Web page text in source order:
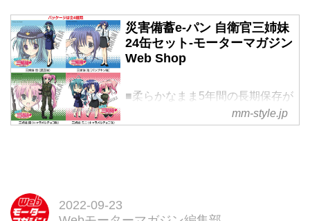
災害備蓄e-パン 自衛官三姉妹
24缶セット-モーターマガジン
Web Shop
■柔らかなまま5年間の長期保存が
■災害時の備蓄用・非常食として
mm-style.jp
2022-09-23